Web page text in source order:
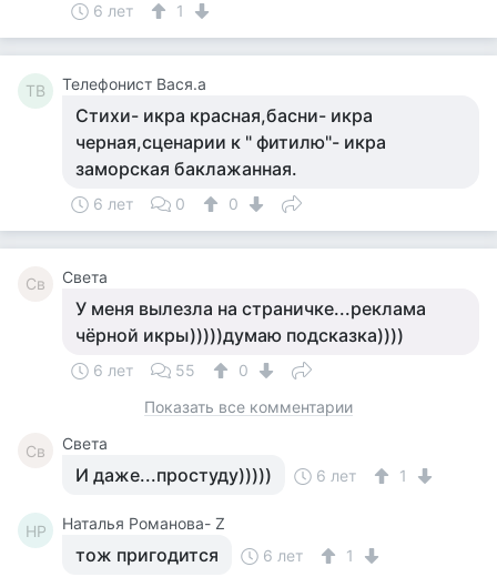
6 лет 1
ТВ Телефонист Вася.а
Стихи- икра красная,басни- икра
черная,сценарии к " фитилю"- икра
заморская баклажанная.
6 лет 0 0
Св Света
У меня вылезла на страничке...реклама
чёрной икры)))))думаю подсказка))))
6 лет 55
0
Показать все комментарии
Св Света
И даже...простуду))))) 6 лет 1
НР Наталья Романова- Z
тож пригодится 6 лет 1